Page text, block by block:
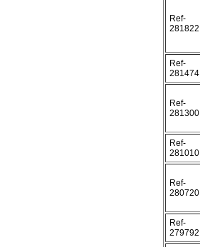
Ref-
281822
Ref-
281474
Ref-
281300
Ref-
281010
Ref-
280720
Ref-
279792